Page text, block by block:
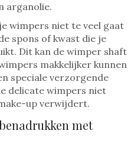
arganolie.
wimpers niet te veel gaat
spons of kwast die je
Dit kan de wimper shaft
makkelijker kunnen
speciale verzorgende
delicate wimpers niet
up verwijdert.
met